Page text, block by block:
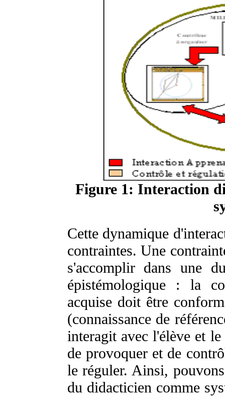
Figure 1: Interaction
Cette dynamique
contraintes. Une
s'accomplir dans une
épistémologique : la
acquise doit être
(connaissance de
interagit avec l'élève et
de provoquer et de
le réguler. Ainsi,
du didacticien comme